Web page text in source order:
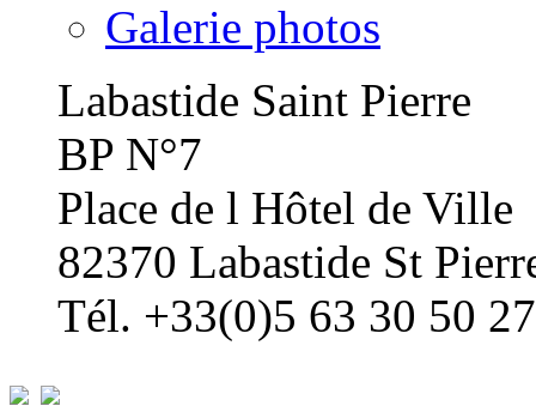
Galerie photos
Labastide Saint Pierre
BP N°7
Place de l Hôtel de Ville
82370 Labastide St
Tél. +33(0)5 63 30 50 27